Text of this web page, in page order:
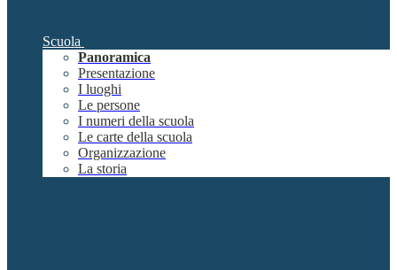
Scuola
Panoramica
Presentazione
I luoghi
Le persone
I numeri della scuola
Le carte della scuola
Organizzazione
La storia